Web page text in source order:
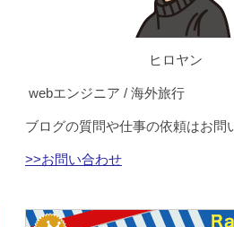
ヒロヤン
webエンジニア / 海外旅行
ブログの質問や仕事の依頼はお問
>>お問い合わせ